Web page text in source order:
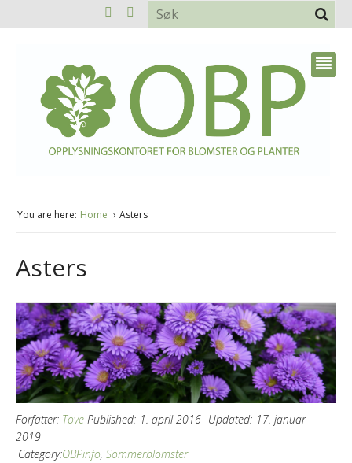
You are here: Home Asters
Asters
Forfatter: Tove Published: 1. april 2016 Updated: 17. januar
2019
Category:OBPinfo, Sommerblomster